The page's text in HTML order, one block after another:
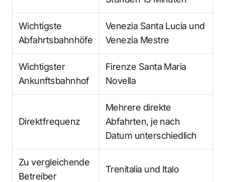
Wichtigste
Abfahrtsbahnhöfe
Venezia Santa Lucia und
Venezia Mestre
Wichtigster
Ankunftsbahnhof
Firenze Santa Maria
Novella
Direktfrequenz
Mehrere direkte
Abfahrten, je nach
Datum unterschiedlich
Zu vergleichende
Betreiber
Trenitalia und Italo